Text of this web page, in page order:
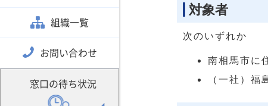
組織一覧
お問い合わせ
窓口の待ち状況
対象者
次のいずれか
南相馬市に
（一社）